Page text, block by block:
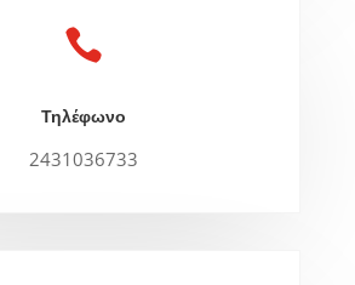

Τηλέφωνο
2431036733